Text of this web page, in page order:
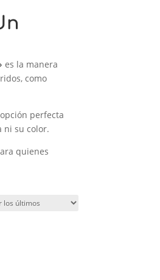
es la manera
como
perfecta
ni su color.
quienes